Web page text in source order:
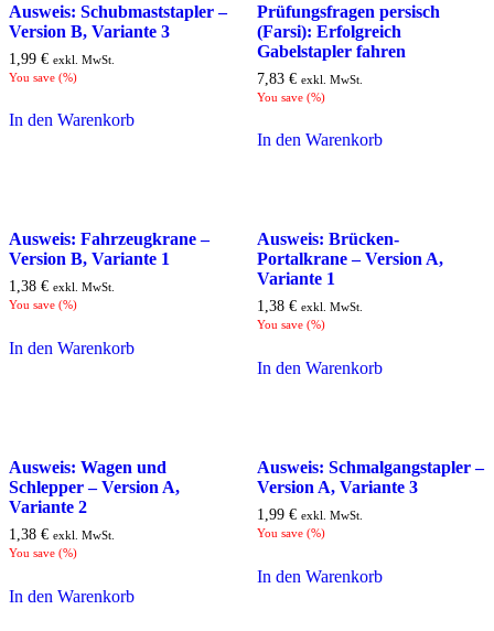
Ausweis: Schubmaststapler –
Version B, Variante 3
1,99 € exkl. MwSt.
You save (%)
In den Warenkorb
Prüfungsfragen persisch
(Farsi): Erfolgreich
Gabelstapler fahren
7,83 € exkl. MwSt.
You save (%)
In den Warenkorb
Ausweis: Fahrzeugkrane –
Version B, Variante 1
1,38 € exkl. MwSt.
You save (%)
In den Warenkorb
Ausweis: Brücken-
Portalkrane – Version A,
Variante 1
1,38 € exkl. MwSt.
You save (%)
In den Warenkorb
Ausweis: Wagen und
Schlepper – Version A,
Variante 2
1,38 € exkl. MwSt.
You save (%)
In den Warenkorb
Ausweis: Schmalgangstapler –
Version A, Variante 3
1,99 € exkl. MwSt.
You save (%)
In den Warenkorb